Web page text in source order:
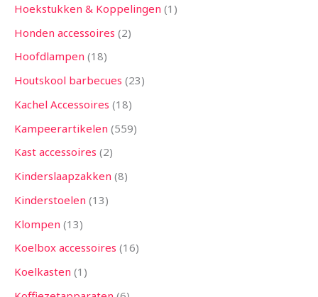
Hoekstukken & Koppelingen 1
Honden accessoires 2
Hoofdlampen 18
Houtskool barbecues 23
Kachel Accessoires 18
Kampeerartikelen 559
Kast accessoires 2
Kinderslaapzakken 8
Kinderstoelen 13
Klompen 13
Koelbox accessoires 16
Koelkasten 1